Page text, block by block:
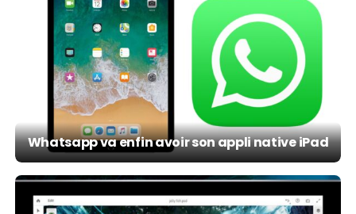
Whatsapp va enfin avoir son appli native iPad